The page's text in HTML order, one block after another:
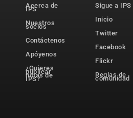
Acerca de
IPS
Nuestros
socios
Contáctenos
Apóyenos
¿Quieres
publicar
notas de
IPS?
Sigue a IPS
Inicio
Twitter
Facebook
Flickr
Reglas de
comunidad